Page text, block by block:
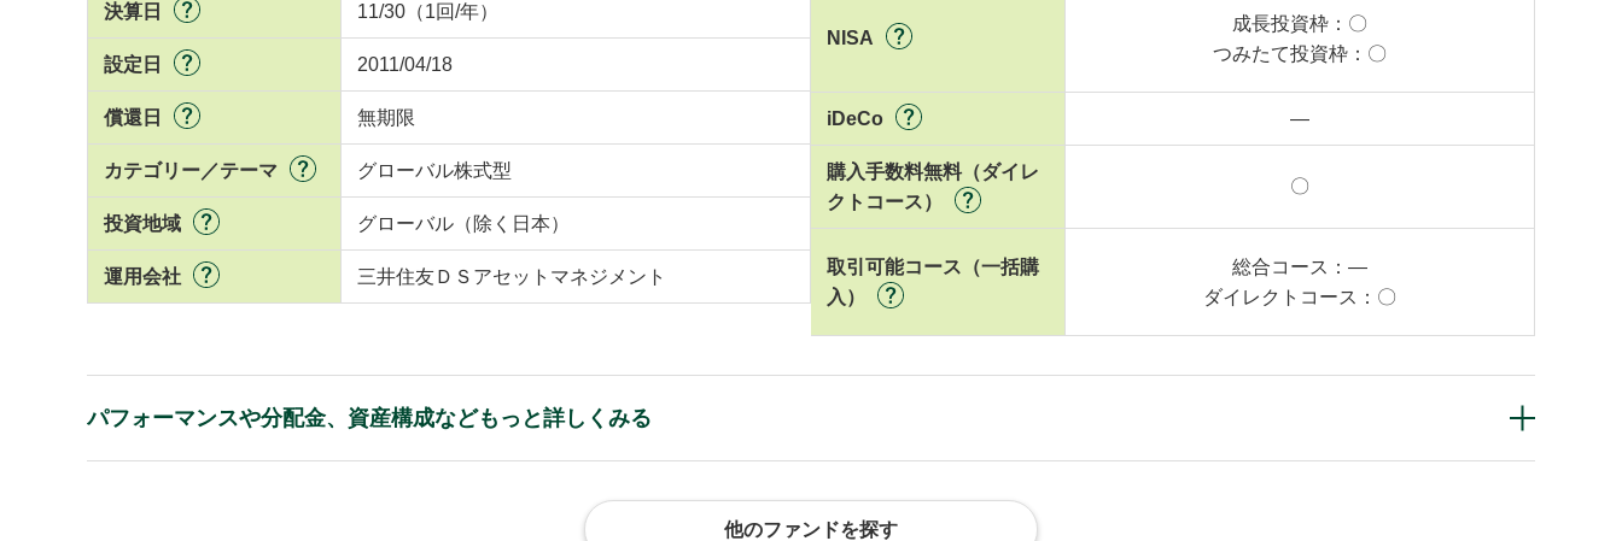
決算日 11/30（1回/年）
設定日 2011/04/18
償還日 無期限
カテゴリー／テーマ グローバル株式型
投資地域 グローバル（除く日本）
運用会社 三井住友ＤＳアセットマネジメント
NISA
成長投資枠： 〇
つみたて投資枠： 〇
iDeCo ―
購入手数料無料（ダイレ
クトコース）
〇
取引可能コース（一括購
入）
総合コース： ―
ダイレクトコース： 〇
パフォーマンスや分配金、資産構成などもっと詳しくみる
他のファンドを探す